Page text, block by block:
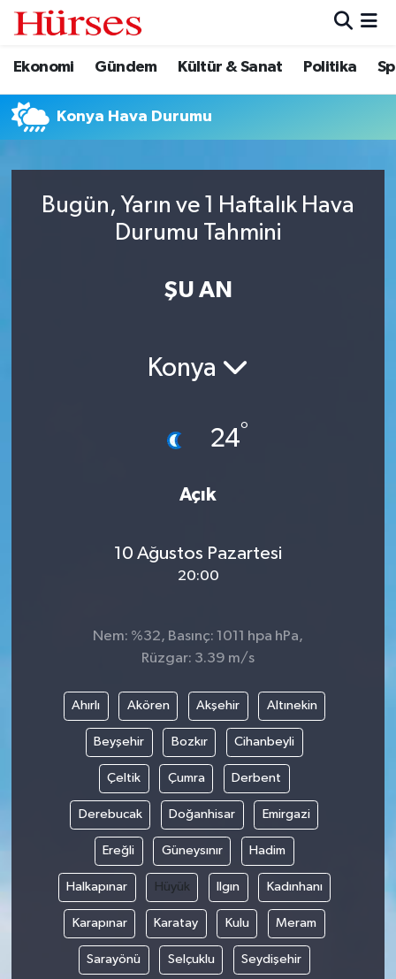
Ekonomi Gündem Kültür & Sanat Politika
Konya Hava Durumu
Bugün, Yarın ve 1 Haftalık Hava
Durumu Tahmini
ŞU AN
Konya
24°
Açık
10 Ağustos Pazartesi
20:00
Nem: %32, Basınç: 1011 hpa hPa,
Rüzgar: 3.39 m/s
Ahırlı Akören Akşehir Altınekin
Beyşehir Bozkır Cihanbeyli
Çeltik Çumra Derbent
Derebucak Doğanhisar Emirgazi
Ereğli Güneysınır Hadim
Halkapınar Hüyük Ilgın Kadınhanı
Karapınar Karatay Kulu Meram
Sarayönü Selçuklu Seydişehir
Ekonomi
Gündem
Politika
Hava Durumu
Trafik Durumu
Tüm Manşetler